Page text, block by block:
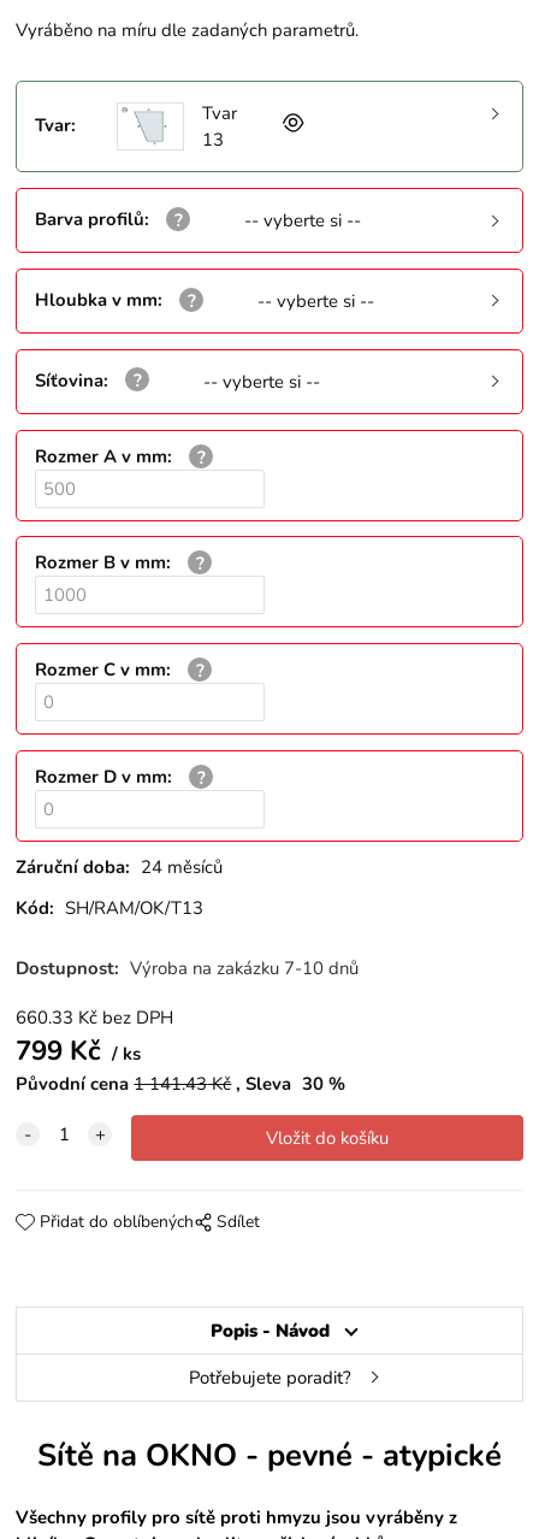
Vyráběno na míru dle zadaných parametrů.
Tvar:
Tvar
13
Barva profilů: -- vyberte si --
Hloubka v mm: -- vyberte si --
Síťovina: -- vyberte si --
Rozmer A v mm:
Rozmer B v mm:
Rozmer C v mm:
Rozmer D v mm:
Záruční doba: 24 měsíců
Kód: SH/RAM/OK/T13
Dostupnost: Výroba na zakázku 7-10 dnů
660.33 Kč bez DPH
799 Kč
ks
Původní cena 1 141.43Kč Sleva 30 %
Přidat do oblíbených Sdílet
Popis - Návod
Potřebujete poradit?
Sítě na OKNO - pevné - atypické
Všechny profily pro sítě proti hmyzu jsou vyráběny z